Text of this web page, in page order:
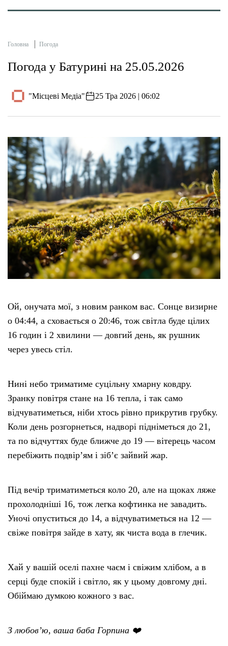
Головна Погода
Погода у Батурині на 25.05.2026
"Місцеві Медіа" 25 Тра 2026 | 06:02
Ой, онучата мої, з новим ранком вас. Сонце визирне
о 04:44, а сховається о 20:46, тож світла буде цілих
16 годин і 2 хвилини — довгий день, як рушник
через увесь стіл.
Нині небо триматиме суцільну хмарну ковдру.
Зранку повітря стане на 16 тепла, і так само
відчуватиметься, ніби хтось рівно прикрутив грубку.
Коли день розгорнеться, надворі підніметься до 21,
та по відчуттях буде ближче до 19 — вітерець часом
перебіжить подвір’ям і зіб’є зайвий жар.
Під вечір триматиметься коло 20, але на щоках ляже
прохолодніші 16, тож легка кофтинка не завадить.
Уночі опуститься до 14, а відчуватиметься на 12 —
свіже повітря зайде в хату, як чиста вода в глечик.
Хай у вашій оселі пахне чаєм і свіжим хлібом, а в
серці буде спокій і світло, як у цьому довгому дні.
Обіймаю думкою кожного з вас.
З любов’ю, ваша баба Горпина ❤️